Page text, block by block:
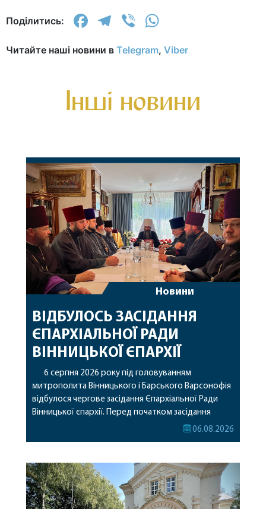
Поділитись: Facebook
Telegram
Viber
Читайте наші новини в Telegram, Viber
Інші новини
Новини
ВІДБУЛОСЬ ЗАСІДАННЯ
ЄПАРХІАЛЬНОЇ РАДИ
ВІННИЦЬКОЇ ЄПАРХІЇ
6 серпня 2026 року під головуванням
митрополита Вінницького і Барського Варсонофія
відбулося чергове засідання Єпархіальної Ради
Вінницької єпархії. Перед початком засідання
секретар Єпархіальної Ради від імені членів Ради
побажавши йому міцного здоров’я, Божої
допомоги, миру, духовної радості та
благословенних успіхів у подальшому
архіпастирському служінні. […]
06.08.2026